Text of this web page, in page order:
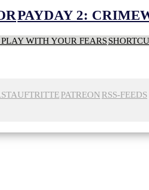
PAYDAY 2:
WITH YOUR FEARS
PATREON RSS-FEEDS